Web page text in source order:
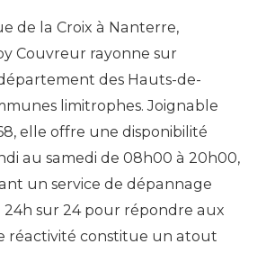
de la Croix à Nanterre,
Couvreur rayonne sur
des Hauts-de-
limitrophes. Joignable
elle offre une disponibilité
au samedi de 08h00 à 20h00,
un service de dépannage
sur 24 pour répondre aux
réactivité constitue un atout